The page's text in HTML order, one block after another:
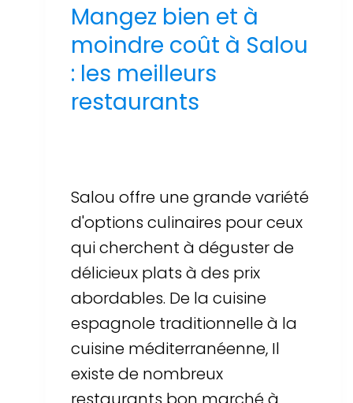
Mangez bien et à
moindre coût à Salou
: les meilleurs
restaurants
Salou offre une grande variété
d'options culinaires pour ceux
qui cherchent à déguster de
délicieux plats à des prix
abordables. De la cuisine
espagnole traditionnelle à la
cuisine méditerranéenne, Il
existe de nombreux